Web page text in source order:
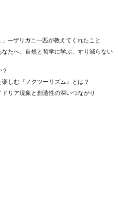
」—ザリガニ一匹が教えてくれたこと
たへ。自然と哲学に学ぶ、すり減らない
しむ『ノクツーリズム』とは？
リア現象と創造性の深いつながり